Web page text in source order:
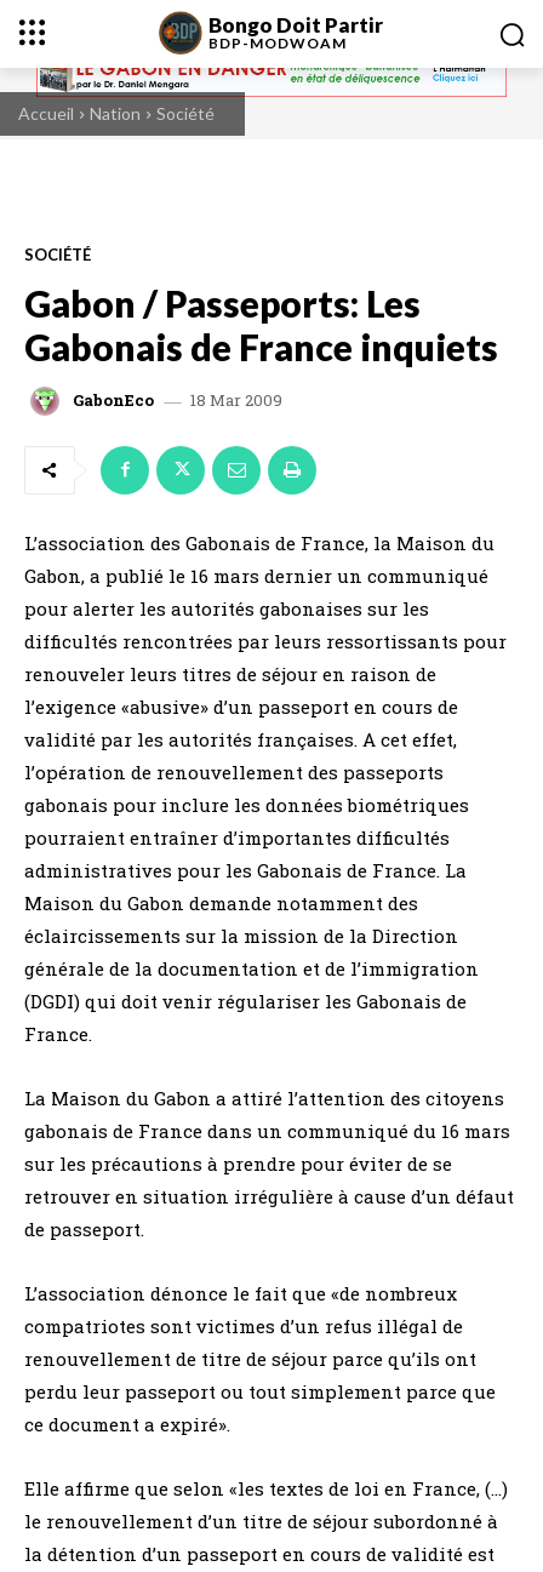
Bongo Doit Partir
BDP-MODWOAM
Accueil Nation Société
SOCIÉTÉ
Gabon / Passeports: Les
Gabonais de France inquiets
GabonEco 18 Mar 2009
L’association des Gabonais de France, la Maison du
Gabon, a publié le 16 mars dernier un communiqué
pour alerter les autorités gabonaises sur les
difficultés rencontrées par leurs ressortissants pour
renouveler leurs titres de séjour en raison de
l’exigence «abusive» d’un passeport en cours de
validité par les autorités françaises. A cet effet,
l’opération de renouvellement des passeports
gabonais pour inclure les données biométriques
pourraient entraîner d’importantes difficultés
administratives pour les Gabonais de France. La
Maison du Gabon demande notamment des
éclaircissements sur la mission de la Direction
générale de la documentation et de l’immigration
(DGDI) qui doit venir régulariser les Gabonais de
France.
La Maison du Gabon a attiré l’attention des citoyens
gabonais de France dans un communiqué du 16 mars
sur les précautions à prendre pour éviter de se
retrouver en situation irrégulière à cause d’un défaut
de passeport.
L’association dénonce le fait que «de nombreux
compatriotes sont victimes d’un refus illégal de
renouvellement de titre de séjour parce qu’ils ont
perdu leur passeport ou tout simplement parce que
ce document a expiré».
Elle affirme que selon «les textes de loi en France, (…)
le renouvellement d’un titre de séjour subordonné à
la détention d’un passeport en cours de validité est